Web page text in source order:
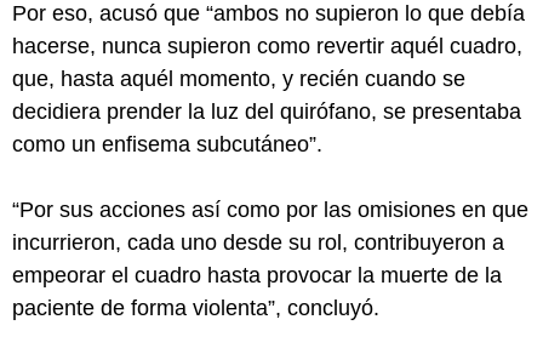
Por eso, acusó que “ambos no supieron lo que debía
hacerse, nunca supieron como revertir aquél cuadro,
que, hasta aquél momento, y recién cuando se
decidiera prender la luz del quirófano, se presentaba
como un enfisema subcutáneo”.
“Por sus acciones así como por las omisiones en que
incurrieron, cada uno desde su rol, contribuyeron a
empeorar el cuadro hasta provocar la muerte de la
paciente de forma violenta”, concluyó.